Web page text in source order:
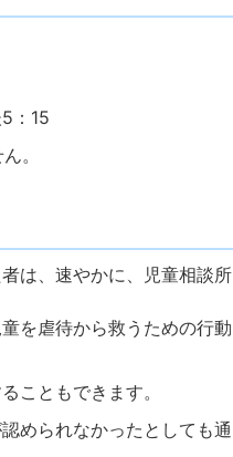
：15
。
は、速やかに、児童相談所
を虐待から救うための行動
こともできます。
められなかったとしても通